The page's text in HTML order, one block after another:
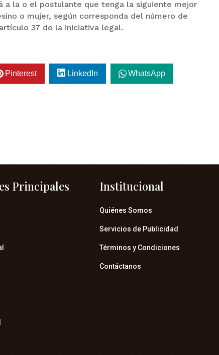
a la o el postulante que tenga la siguiente mejor
o mujer, según corresponda del número de
37 de la iniciativa legal.
Pinterest LinkedIn WhatsApp
Principales Institucional
Quiénes Somos
Servicios de Publicidad
Términos y Condiciones
Contáctanos